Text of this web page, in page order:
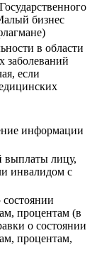
бизнес
в области
заболеваний
если
информации
выплаты лицу,
инвалидом с
процентам (в
о состоянии
процентам,